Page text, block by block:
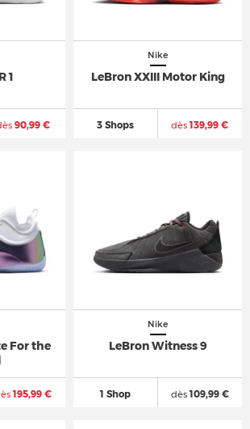
1
90,99 €
Nike
LeBron XXIII Motor King
3 Shops dès139,99 €
For the
195,99 €
Nike
LeBron Witness 9
1 Shop dès109,99 €